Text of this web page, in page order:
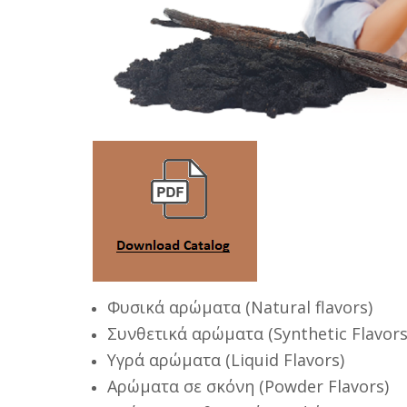
Φυσικά αρώματα (Natural flavors)
Συνθετικά αρώματα (Synthetic
Υγρά αρώματα (Liquid Flavors)
Αρώματα σε σκόνη (Powder Flavors)